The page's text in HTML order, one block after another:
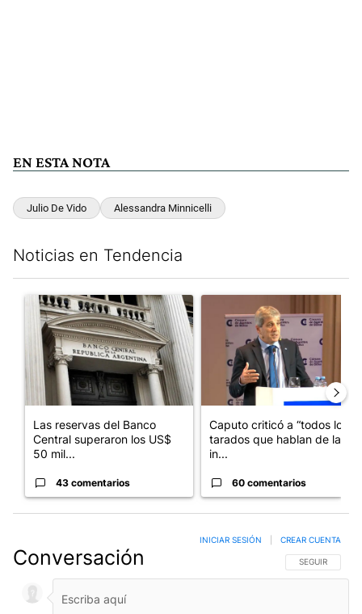
EN ESTA NOTA
Julio De Vido Alessandra Minnicelli
Noticias en Tendencia
Un artículo de tendencia con el título "Las reservas del Banco
Las reservas del Banco
Central superaron los US$
50 mil...
43 comentarios
Caputo criticó a “todos los
tarados que hablan de la
in...
60 comentarios
Conversación SIGA ESTA
SEGUIR
INICIAR SESIÓN CREAR CUENTA